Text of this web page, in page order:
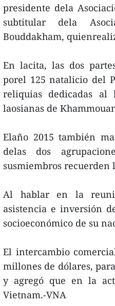
presidente dela
subtitular dela
Bouddakham,
En lacita, las dos
porel 125 natalicio del
reliquias dedicadas al
laosianas de
Elaño 2015 también
delas dos
susmiembros recuerden
Al hablar en la
asistencia e inversión
socioeconómico de su
El intercambio
millones de dólares,
y agregó que en la
Vietnam.-VNA